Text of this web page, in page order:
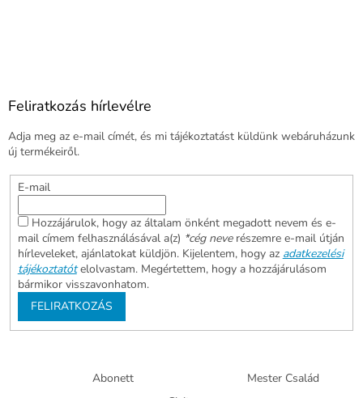
Feliratkozás hírlevélre
Adja meg az e-mail címét, és mi tájékoztatást küldünk webáruházunk
új termékeiről.
E-mail
Hozzájárulok, hogy az általam önként megadott nevem és e-
mail címem felhasználásával a(z) *cég neverészemre e-mail útján
hírleveleket, ajánlatokat küldjön. Kijelentem, hogy az adatkezelési
tájékoztatót elolvastam. Megértettem, hogy a hozzájárulásom
bármikor visszavonhatom.
FELIRATKOZÁS
Abonett
Mester Család